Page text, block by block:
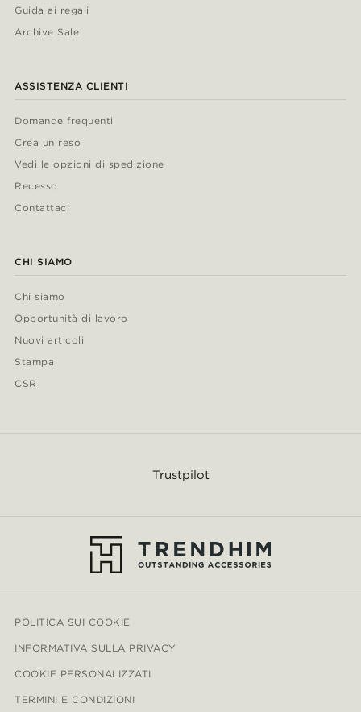
Guida ai regali
Archive Sale
ASSISTENZA CLIENTI
Domande frequenti
Crea un reso
Vedi le opzioni di spedizione
Recesso
Contattaci
CHI SIAMO
Chi siamo
Opportunità di lavoro
Nuovi articoli
Stampa
CSR
Trustpilot
POLITICA SUI COOKIE
INFORMATIVA SULLA PRIVACY
COOKIE PERSONALIZZATI
TERMINI E CONDIZIONI